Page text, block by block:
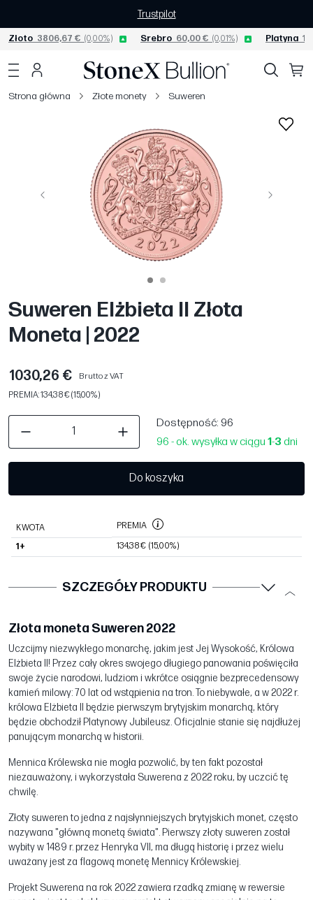
Trustpilot
Złoto 3806,67 € (0,00%) Srebro 60,00 € (0,01%) Platyna
Strona główna Złote monety Suweren
Poprzedni Następny
Suweren Elżbieta II Złota
Moneta | 2022
1030,26 €
Brutto z VAT
PREMIA: 134,38 € (15,00%)
Dostępność: 96
96 - ok. wysyłka w ciągu 1-3 dni
Do koszyka
KWOTA PREMIA
1+ 134,38 € (15,00%)
SZCZEGÓŁY PRODUKTU
Złota moneta Suweren 2022
Uczcijmy niezwykłego monarchę, jakim jest Jej Wysokość, Królowa
Elżbieta II! Przez cały okres swojego długiego panowania poświęciła
swoje życie narodowi, ludziom i wkrótce osiągnie bezprecedensowy
kamień milowy: 70 lat od wstąpienia na tron. To niebywałe, a w 2022 r.
królowa Elżbieta II będzie pierwszym brytyjskim monarchą, który
będzie obchodził Platynowy Jubileusz. Oficjalnie stanie się najdłużej
panującym monarchą w historii.
Mennica Królewska nie mogła pozwolić, by ten fakt pozostał
niezauważony, i wykorzystała Suwerena z 2022 roku, by uczcić tę
chwilę.
Złoty suweren to jedna z najsłynniejszych brytyjskich monet, często
nazywana "główną monetą świata". Pierwszy złoty suweren został
wybity w 1489 r. przez Henryka VII, ma długą historię i przez wielu
uważany jest za flagową monetę Mennicy Królewskiej.
Projekt Suwerena na rok 2022 zawiera rzadką zmianę w rewersie